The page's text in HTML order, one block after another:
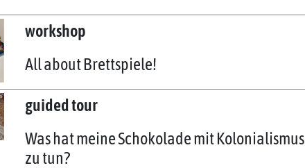
workshop
All about Brettspiele!
guided tour
Was hat meine Schokolade mit Kolonialismus
zu tun?